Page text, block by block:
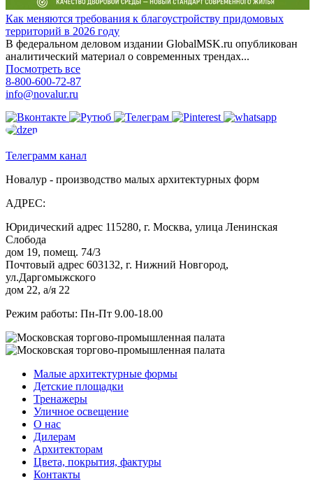
Как меняются требования к благоустройству придомовых
территорий в 2026 году
В федеральном деловом издании GlobalMSK.ru опубликован
аналитический материал о современных трендах...
Посмотреть все
8-800-600-72-87
info@novalur.ru
Телеграмм канал
Новалур - производство малых архитектурных форм
АДРЕС:
Юридический адрес 115280, г. Москва, улица Ленинская
Слобода
дом 19, помещ. 74/3
Почтовый адрес 603132, г. Нижний Новгород,
ул.Даргомыжского
дом 22, а/я 22
Режим работы: Пн-Пт 9.00-18.00
Малые архитектурные формы
Детские площадки
Тренажеры
Уличное освещение
О нас
Дилерам
Архитекторам
Цвета, покрытия, фактуры
Контакты